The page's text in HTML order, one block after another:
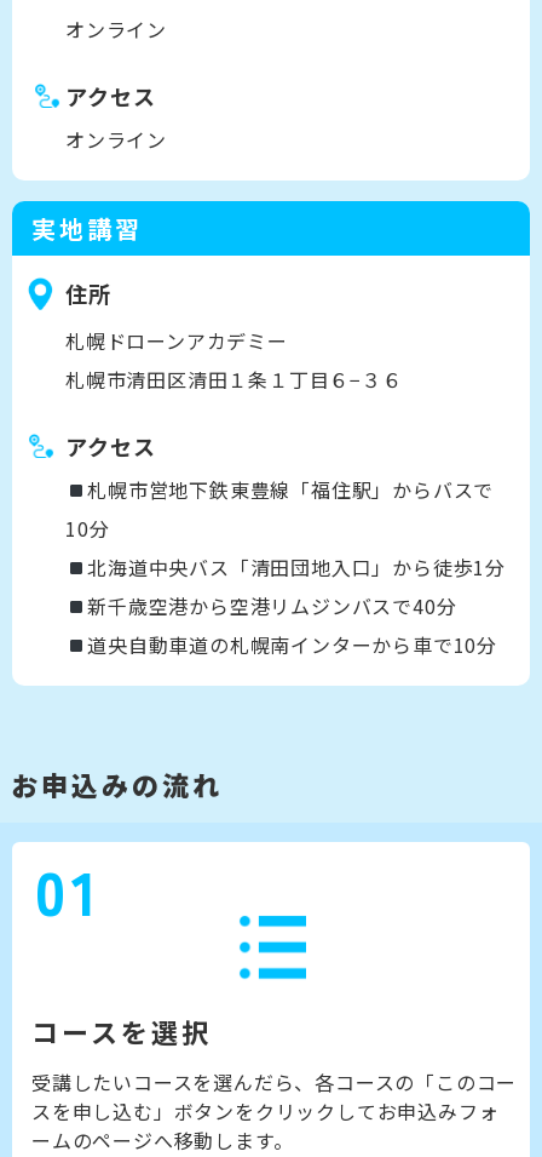
オンライン
アクセス
オンライン
実地講習
住所
札幌ドローンアカデミー
札幌市清田区清田１条１丁目６−３６
アクセス
札幌市営地下鉄東豊線「福住駅」からバスで
10分
北海道中央バス「清田団地入口」から徒歩1分
新千歳空港から空港リムジンバスで40分
道央自動車道の札幌南インターから車で10分
お申込みの流れ
コースを選択
受講したいコースを選んだら、各コースの「このコー
スを申し込む」ボタンをクリックしてお申込みフォ
ームのページへ移動します。
01